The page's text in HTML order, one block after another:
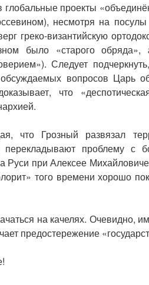
глобальные проекты
несмотря на
греко-византийскую
было «старого
Следует
вопросов Царь
что
что Грозный развязал
перекладывают проблему с
Руси при Алексее
того времени хорошо
на качелях. Очевидно,
предостережение